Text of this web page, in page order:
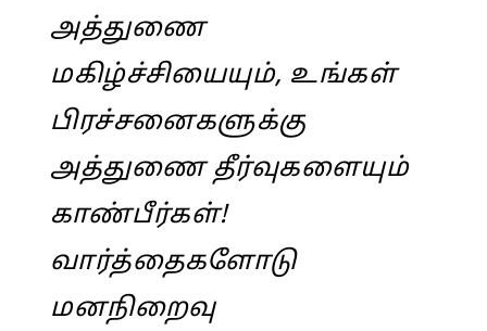
அத்துணை
மகிழ்ச்சியையும், உங்கள்
பிரச்சனைகளுக்கு
அத்துணை தீர்வுகளையும்
காண்பீர்கள்!
வார்த்தைகளோடு
மனநிறைவு